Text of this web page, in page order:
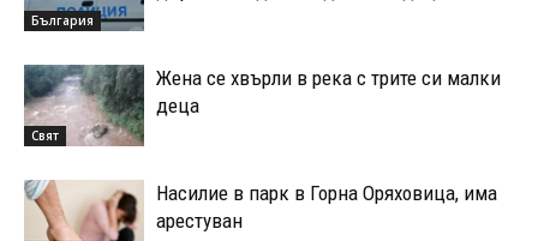
България
Свят
Жена се хвърли в река с трите си малки
деца
Насилие в парк в Горна Оряховица, има
арестуван